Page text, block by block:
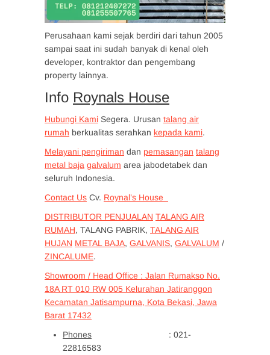
Perusahaan kami sejak berdiri dari tahun 2005
sampai saat ini sudah banyak di kenal oleh
developer, kontraktor dan pengembang
property lainnya.
Info Roynals House
Hubungi Kami Segera. Urusan talang air
rumah berkualitas serahkan kepada kami.
Melayani pengiriman dan pemasangan talang
metal baja galvalum area jabodetabek dan
seluruh Indonesia.
Contact Us Cv. Roynal’s House
DISTRIBUTOR PENJUALAN TALANG AIR
RUMAH, TALANG PABRIK, TALANG AIR
HUJAN METAL BAJA, GALVANIS, GALVALUM /
ZINCALUME.
Showroom / Head Office : Jalan Rumakso No.
18A RT 010 RW 005 Kelurahan Jatiranggon
Kecamatan Jatisampurna, Kota Bekasi, Jawa
Barat 17432
Phones : 021-
22816583